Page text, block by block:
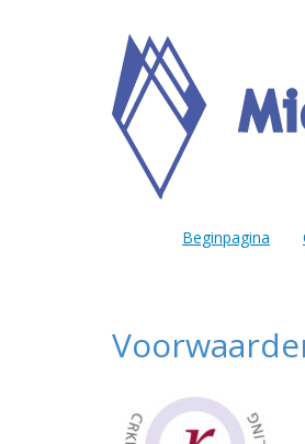
Beginpagina